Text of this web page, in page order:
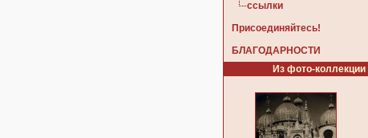
ссылки
Присоединяйтесь!
БЛАГОДАРНОСТИ
Из фото-коллекции